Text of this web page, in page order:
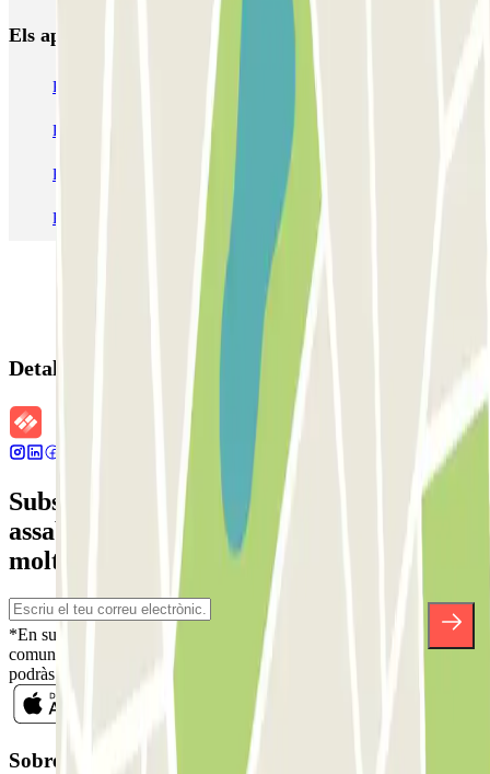
Els aparcaments més reservats
Pàrquing a Barcelona
Pàrquing a Aeroport de Barcelona-El Prat (BCN)
Pàrquing T1 AENA Aeropuerto Barcelona-El Prat
Pàrquing a Madrid Pàrquing a Venecia
Detalls de la reserva
Subscriu-te a nostra newsletter i
assabenta't de descomptes, sortejos i
moltes altres sorpreses.
*En subscriure't acceptes la nostra Política de Privacitat per a rebre
comunicacions comercials de Parclick. Sense cap compromís,
podràs donar-te de baixa quan vulguis en la mateixa newsletter.
Sobre Parclick